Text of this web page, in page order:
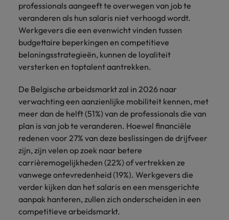
professionals aangeeft te overwegen van job te
veranderen als hun salaris niet verhoogd wordt.
Werkgevers die een evenwicht vinden tussen
budgettaire beperkingen en competitieve
beloningsstrategieën, kunnen de loyaliteit
versterken en toptalent aantrekken.
De Belgische arbeidsmarkt zal in 2026 naar
verwachting een aanzienlijke mobiliteit kennen, met
meer dan de helft (51%) van de professionals die van
plan is van job te veranderen. Hoewel financiële
redenen voor 27% van deze beslissingen de drijfveer
zijn, zijn velen op zoek naar betere
carrièremogelijkheden (22%) of vertrekken ze
vanwege ontevredenheid (19%). Werkgevers die
verder kijken dan het salaris en een mensgerichte
aanpak hanteren, zullen zich onderscheiden in een
competitieve arbeidsmarkt.